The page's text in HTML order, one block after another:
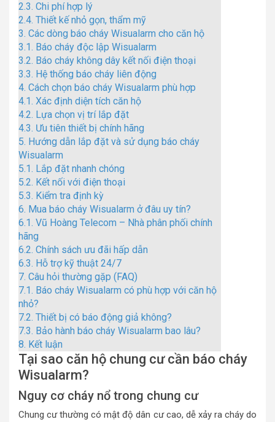
2.3. Chi phí hợp lý
2.4. Thiết kế nhỏ gọn, thẩm mỹ
3. Các dòng báo cháy Wisualarm cho căn hộ
3.1. Báo cháy độc lập Wisualarm
3.2. Báo cháy không dây kết nối điện thoại
3.3. Hệ thống báo cháy liên động
4. Cách chọn báo cháy Wisualarm phù hợp
4.1. Xác định diện tích căn hộ
4.2. Lựa chọn vị trí lắp đặt
4.3. Ưu tiên thiết bị chính hãng
5. Hướng dẫn lắp đặt và sử dụng báo cháy
Wisualarm
5.1. Lắp đặt nhanh chóng
5.2. Kết nối với điện thoại
5.3. Kiểm tra định kỳ
6. Mua báo cháy Wisualarm ở đâu uy tín?
6.1. Vũ Hoàng Telecom – Nhà phân phối chính
hãng
6.2. Chính sách ưu đãi hấp dẫn
6.3. Hỗ trợ kỹ thuật 24/7
7. Câu hỏi thường gặp (FAQ)
7.1. Báo cháy Wisualarm có phù hợp với căn hộ
nhỏ?
7.2. Thiết bị có báo động giả không?
7.3. Bảo hành báo cháy Wisualarm bao lâu?
8. Kết luận
Tại sao căn hộ chung cư cần báo cháy
Wisualarm?
Nguy cơ cháy nổ trong chung cư
Chung cư thường có mật độ dân cư cao, dễ xảy ra cháy do